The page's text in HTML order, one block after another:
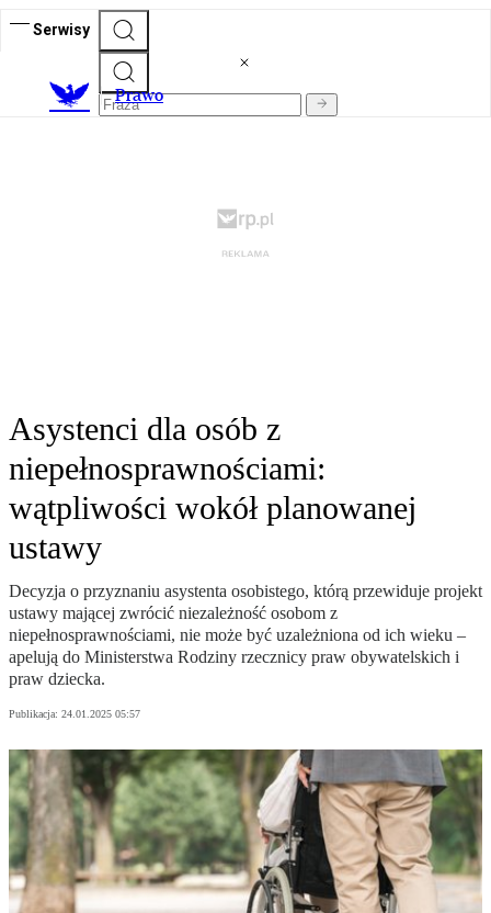
Serwisy
Prawo
Asystenci dla osób z
niepełnosprawnościami:
wątpliwości wokół planowanej
ustawy
Decyzja o przyznaniu asystenta osobistego, którą przewiduje projekt
ustawy mającej zwrócić niezależność osobom z
niepełnosprawnościami, nie może być uzależniona od ich wieku –
apelują do Ministerstwa Rodziny rzecznicy praw obywatelskich i
praw dziecka.
Publikacja: 24.01.2025 05:57